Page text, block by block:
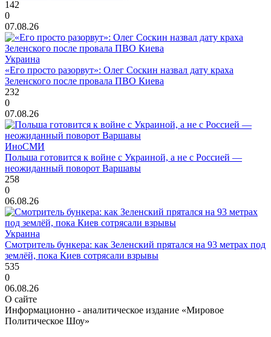
142
0
07.08.26
Украина
«Его просто разорвут»: Олег Соскин назвал дату краха
Зеленского после провала ПВО Киева
232
0
07.08.26
ИноСМИ
Польша готовится к войне с Украиной, а не с Россией —
неожиданный поворот Варшавы
258
0
06.08.26
Украина
Смотритель бункера: как Зеленский прятался на 93 метрах под
землёй, пока Киев сотрясали взрывы
535
0
06.08.26
О сайте
Информационно - аналитическое издание «Мировое
Политическое Шоу»